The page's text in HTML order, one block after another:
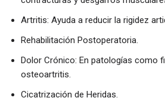
Artritis: Ayuda a reducir la rigidez
Rehabilitación Postoperatoria.
Dolor Crónico: En patologías como
osteoartritis.
Cicatrización de Heridas.